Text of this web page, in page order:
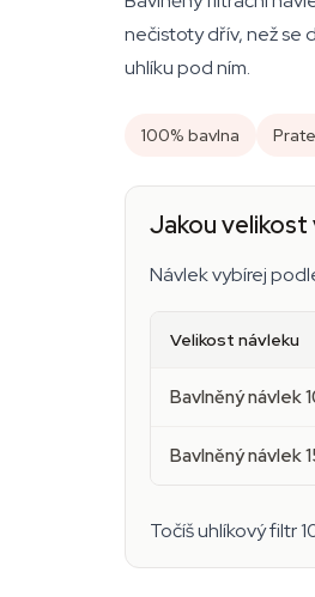
nečistoty dřív, než se
uhlíku pod ním.
100% bavlna
Jakou
Návlek vybírej
Velikost návleku
Bavlněný návlek
Bavlněný návlek
Točíš uhlíkový filtr